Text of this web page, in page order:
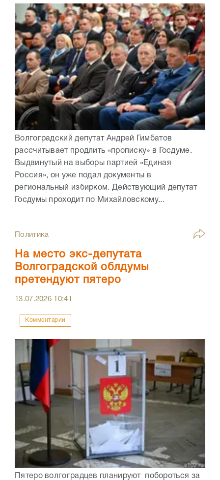
Волгоградский депутат Андрей Гимбатов
рассчитывает продлить «прописку» в Госдуме.
Выдвинутый на выборы партией «Единая
Россия», он уже подал документы в
региональный избирком. Действующий депутат
Госдумы проходит по Михайловскому...
Политика
На место экс-депутата
Волгоградской облдумы
претендуют пятеро
13.07.2026 10:41
Комментарии
Пятеро волгоградцев планируют побороться за